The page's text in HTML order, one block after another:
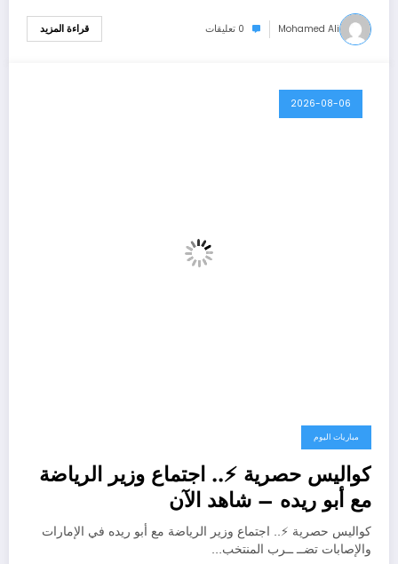
Mohamed Ali 0 تعليقات قراءة المزيد
2026-08-06
مباريات اليوم
كواليس حصرية ⚡.. اجتماع وزير الرياضة
مع أبو ريده – شاهد الآن
كواليس حصرية ⚡.. اجتماع وزير الرياضة مع أبو ريده في الإمارات
والإصابات تضــ ــرب المنتخب…